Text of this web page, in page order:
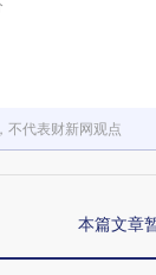
不代表财新网观点
本篇文章